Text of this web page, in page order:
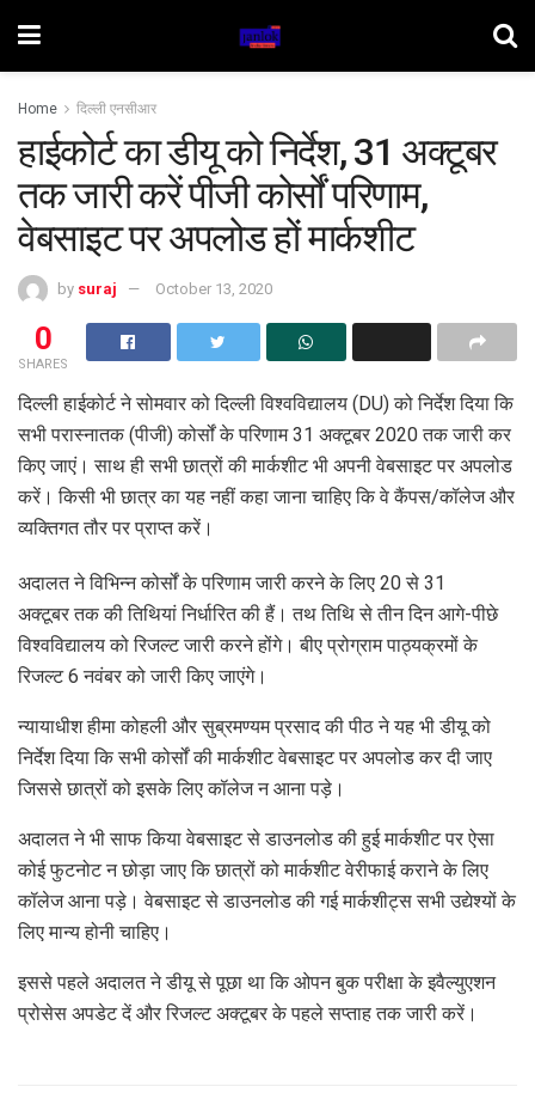
Home दिल्ली एनसीआर
हाईकोर्ट का डीयू को निर्देश, 31 अक्टूबर
तक जारी करें पीजी कोर्सों परिणाम,
वेबसाइट पर अपलोड हों मार्कशीट
by suraj October 13, 2020
0
SHARES
दिल्ली हाईकोर्ट ने सोमवार को दिल्ली विश्वविद्यालय (DU) को निर्देश दिया कि
सभी परास्नातक (पीजी) कोर्सों के परिणाम 31 अक्टूबर 2020 तक जारी कर
किए जाएं। साथ ही सभी छात्रों की मार्कशीट भी अपनी वेबसाइट पर अपलोड
करें। किसी भी छात्र का यह नहीं कहा जाना चाहिए कि वे कैंपस/कॉलेज और
व्यक्तिगत तौर पर प्राप्त करें।
अदालत ने विभिन्न कोर्सों के परिणाम जारी करने के लिए 20 से 31
अक्टूबर तक की तिथियां निर्धारित की हैं। तथ तिथि से तीन दिन आगे-पीछे
विश्वविद्यालय को रिजल्ट जारी करने होंगे। बीए प्रोग्राम पाठ्यक्रमों के
रिजल्ट 6 नवंबर को जारी किए जाएंगे।
न्यायाधीश हीमा कोहली और सुब्रमण्यम प्रसाद की पीठ ने यह भी डीयू को
निर्देश दिया कि सभी कोर्सों की मार्कशीट वेबसाइट पर अपलोड कर दी जाए
जिससे छात्रों को इसके लिए कॉलेज न आना पड़े।
अदालत ने भी साफ किया वेबसाइट से डाउनलोड की हुई मार्कशीट पर ऐसा
कोई फुटनोट न छोड़ा जाए कि छात्रों को मार्कशीट वेरीफाई कराने के लिए
कॉलेज आना पड़े। वेबसाइट से डाउनलोड की गई मार्कशीट्स सभी उद्येश्यों के
लिए मान्य होनी चाहिए।
इससे पहले अदालत ने डीयू से पूछा था कि ओपन बुक परीक्षा के इवैल्युएशन
प्रोसेस अपडेट दें और रिजल्ट अक्टूबर के पहले सप्ताह तक जारी करें।